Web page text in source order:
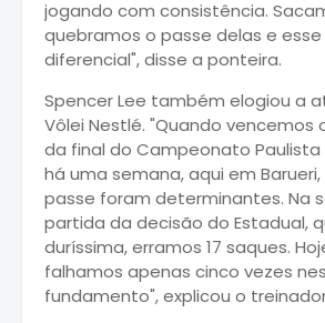
jogando com consistência.
quebramos o passe delas e
diferencial", disse a ponteira.
Spencer Lee também elogiou a
Vôlei Nestlé. "Quando vencemos
da final do Campeonato Paulista
há uma semana, aqui em
passe foram determinantes. Na
partida da decisão do Estadual,
duríssima, erramos 17 saques.
falhamos apenas cinco vezes
fundamento", explicou o